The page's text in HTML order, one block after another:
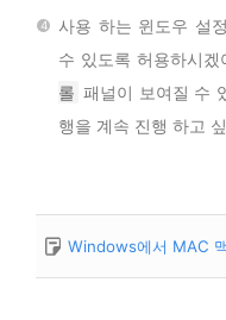
사용 하는 윈도우 설
수 있도록 허용하시겠
롤 패널이 보여질 수
행을 계속 진행 하고
Windows에서 MAC